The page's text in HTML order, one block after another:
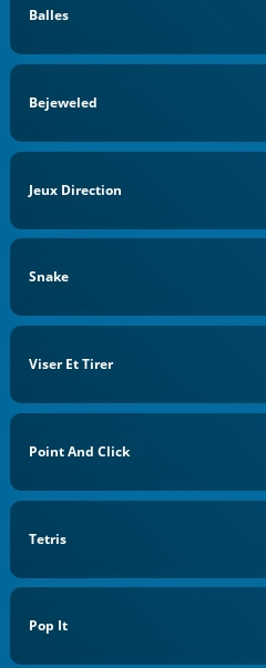
Balles
Bejeweled
Jeux Direction
Snake
Viser Et Tirer
Point And Click
Tetris
Pop It